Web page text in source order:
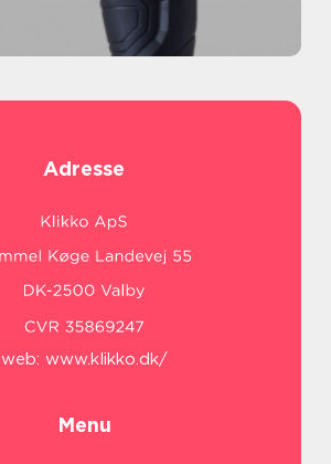
Adresse
web: www.klikko.dk/
Menu